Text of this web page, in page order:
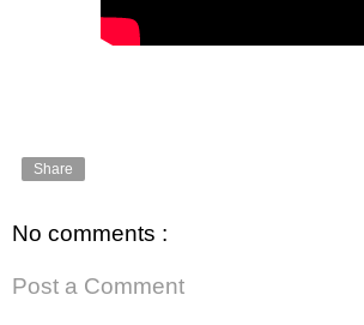
Share
No comments :
Post a Comment